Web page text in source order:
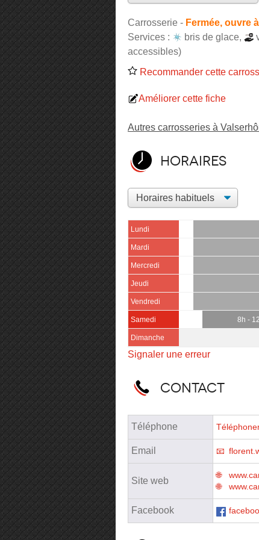
Carrosserie - Fermée, ouvre
Services :
bris de glace,
accessibles)
Recommander cette
Améliorer cette fiche
Autres carrosseries à
Horaires
Lundi
Mardi
Mercredi
Jeudi
Vendredi
Samedi 8h -
Dimanche
Signaler une erreur
Contact
Téléphone
Email
Site web
Facebook